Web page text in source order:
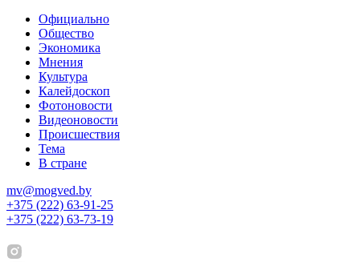
Официально
Общество
Экономика
Мнения
Культура
Калейдоскоп
Фотоновости
Видеоновости
Происшествия
Тема
В стране
mv@mogved.by
+375 (222) 63-91-25
+375 (222) 63-73-19